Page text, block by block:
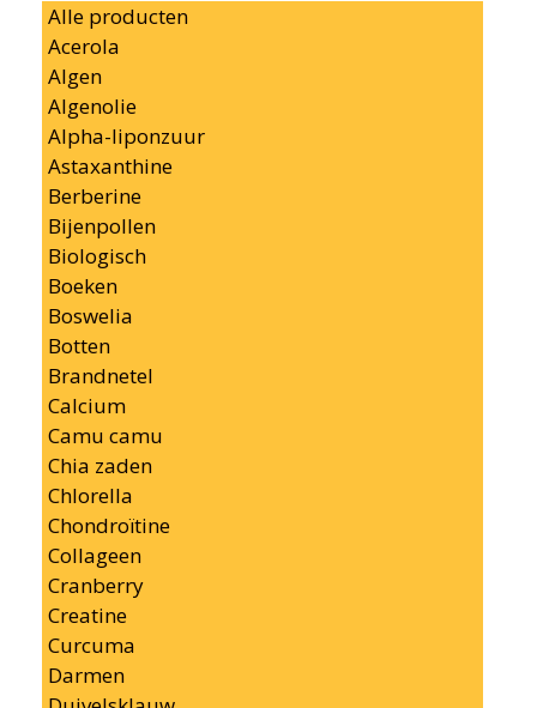
Alle producten
Acerola
Algen
Algenolie
Alpha-liponzuur
Astaxanthine
Berberine
Bijenpollen
Biologisch
Boeken
Boswelia
Botten
Brandnetel
Calcium
Camu camu
Chia zaden
Chlorella
Chondroïtine
Collageen
Cranberry
Creatine
Curcuma
Darmen